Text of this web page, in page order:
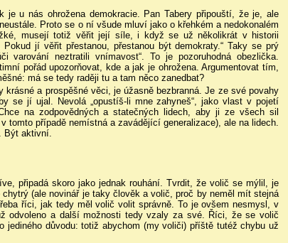
u nás ohrožena demokracie. Pan Tabery připouští, že je, ale
Proto se o ní všude mluví jako o křehkém a nedokonalém
musejí totiž věřit její síle, i když se už několikrát v historii
jí věřit přestanou, přestanou být demokraty.“ Taky se prý
varování neztratili vnímavost“. To je pozoruhodná obezlička.
pořád upozorňovat, kde a jak je ohrožena. Argumentovat tím,
má se tedy raději tu a tam něco zanedbat?
krásné a prospěšné věci, je úžasně bezbranná. Je ze své povahy
se jí ujal. Nevolá „opustíš-li mne zahyneš“, jako vlast v pojetí
na zodpovědných a statečných lidech, aby ji ze všech sil
tomto případě nemístná a zavádějící generalizace), ale na lidech.
Být aktivní.
připadá skoro jako jednak rouhání. Tvrdit, že volič se mýlil, je
(ale novinář je taky člověk a volič, proč by neměl mít stejná
říci, jak tedy měl volič volit správně. To je ovšem nesmysl, v
odvoleno a další možnosti tedy vzaly za své. Říci, že se volič
jediného důvodu: totiž abychom (my voliči) příště tutéž chybu už